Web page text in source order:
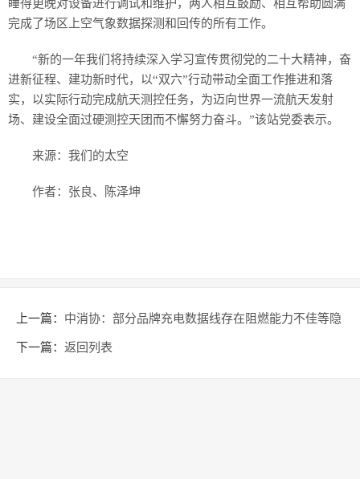
睡得更晚对设备进行调试和维护，两人相互鼓励、相互帮助圆满
完成了场区上空气象数据探测和回传的所有工作。
“新的一年我们将持续深入学习宣传贯彻党的二十大精神，奋
进新征程、建功新时代，以“双六”行动带动全面工作推进和落
实，以实际行动完成航天测控任务，为迈向世界一流航天发射
场、建设全面过硬测控天团而不懈努力奋斗。”该站党委表示。
来源：我们的太空
作者：张良、陈泽坤
上一篇： 中消协：部分品牌充电数据线存在阻燃能力不佳等隐
患
下一篇： 返回列表